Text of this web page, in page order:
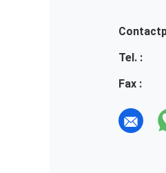
Tel. :
Fax :